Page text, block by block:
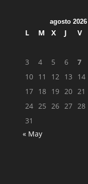
agosto 2026
L M X J V
3
4 5 6 7
10 11 12 13 14
17 18 19 20 21
24 25 26 27 28
31
« May